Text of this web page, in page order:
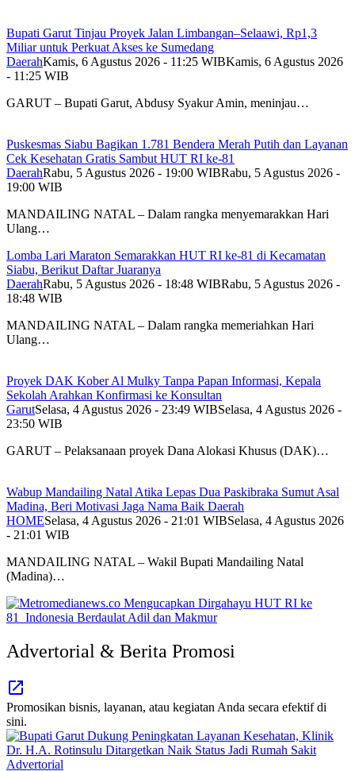
Bupati Garut Tinjau Proyek Jalan Limbangan–Selaawi, Rp1,3
Miliar untuk Perkuat Akses ke Sumedang
DaerahKamis, 6 Agustus 2026 - 11:25 WIBKamis, 6 Agustus 2026
- 11:25 WIB
GARUT – Bupati Garut, Abdusy Syakur Amin, meninjau…
Puskesmas Siabu Bagikan 1.781 Bendera Merah Putih dan Layanan
Cek Kesehatan Gratis Sambut HUT RI ke-81
DaerahRabu, 5 Agustus 2026 - 19:00 WIBRabu, 5 Agustus 2026 -
19:00 WIB
MANDAILING NATAL – Dalam rangka menyemarakkan Hari
Ulang…
Lomba Lari Maraton Semarakkan HUT RI ke-81 di Kecamatan
Siabu, Berikut Daftar Juaranya
DaerahRabu, 5 Agustus 2026 - 18:48 WIBRabu, 5 Agustus 2026 -
18:48 WIB
MANDAILING NATAL – Dalam rangka memeriahkan Hari
Ulang…
Proyek DAK Kober Al Mulky Tanpa Papan Informasi, Kepala
Sekolah Arahkan Konfirmasi ke Konsultan
GarutSelasa, 4 Agustus 2026 - 23:49 WIBSelasa, 4 Agustus 2026 -
23:50 WIB
GARUT – Pelaksanaan proyek Dana Alokasi Khusus (DAK)…
Wabup Mandailing Natal Atika Lepas Dua Paskibraka Sumut Asal
Madina, Beri Motivasi Jaga Nama Baik Daerah
HOMESelasa, 4 Agustus 2026 - 21:01 WIBSelasa, 4 Agustus 2026
- 21:01 WIB
MANDAILING NATAL – Wakil Bupati Mandailing Natal
(Madina)…
Advertorial & Berita Promosi
Promosikan bisnis, layanan, atau kegiatan Anda secara efektif di
sini.
Advertorial